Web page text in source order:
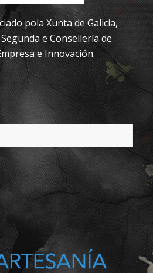
pola Xunta de Galicia,
e Consellería de
e Innovación.